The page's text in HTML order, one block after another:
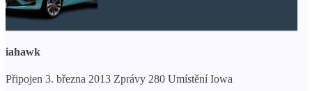
iahawk
Připojen 3. března 2013 Zprávy 280 Umístění Iowa